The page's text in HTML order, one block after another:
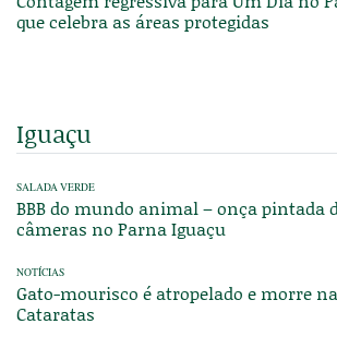
que celebra as áreas protegidas
Iguaçu
SALADA VERDE
BBB do mundo animal – onça pintada
câmeras no Parna Iguaçu
NOTÍCIAS
Gato-mourisco é atropelado e morre
Cataratas